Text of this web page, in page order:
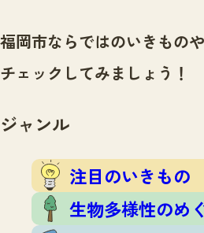
センター紹介TOP
サイトポリシー
ニュース
いきものガイド
注目のいきもの
生物多様性のめぐみ
いきもの図鑑
おでかけコース
イベント
いきもの調査隊
調査レポート
福岡市ならではのいきもの
チェックしてみましょう！
ジャンル
注目のいきもの
生物多様性のめ